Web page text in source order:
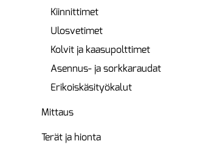
Kiinnittimet
Ulosvetimet
Kolvit ja kaasupolttimet
Asennus- ja sorkkaraudat
Erikoiskäsityökalut
Mittaus
Terät ja hionta